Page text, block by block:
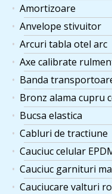
Amortizoare
Anvelope stivuitor
Arcuri tabla otel arc
Axe calibrate
Banda
Bronz alama cupru
Bucsa elastica
Cabluri de tractiune
Cauciuc celular
Cauciuc garnituri
Cauciucare valturi